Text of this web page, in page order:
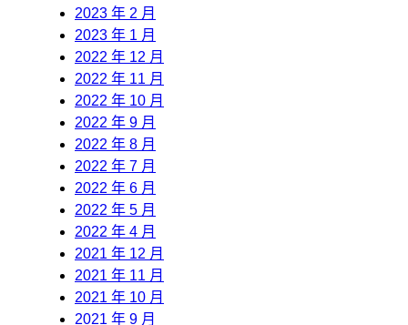
2023 年 2 月
2023 年 1 月
2022 年 12 月
2022 年 11 月
2022 年 10 月
2022 年 9 月
2022 年 8 月
2022 年 7 月
2022 年 6 月
2022 年 5 月
2022 年 4 月
2021 年 12 月
2021 年 11 月
2021 年 10 月
2021 年 9 月